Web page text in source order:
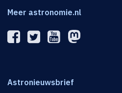
Meer astronomie.nl
Astronieuwsbrief